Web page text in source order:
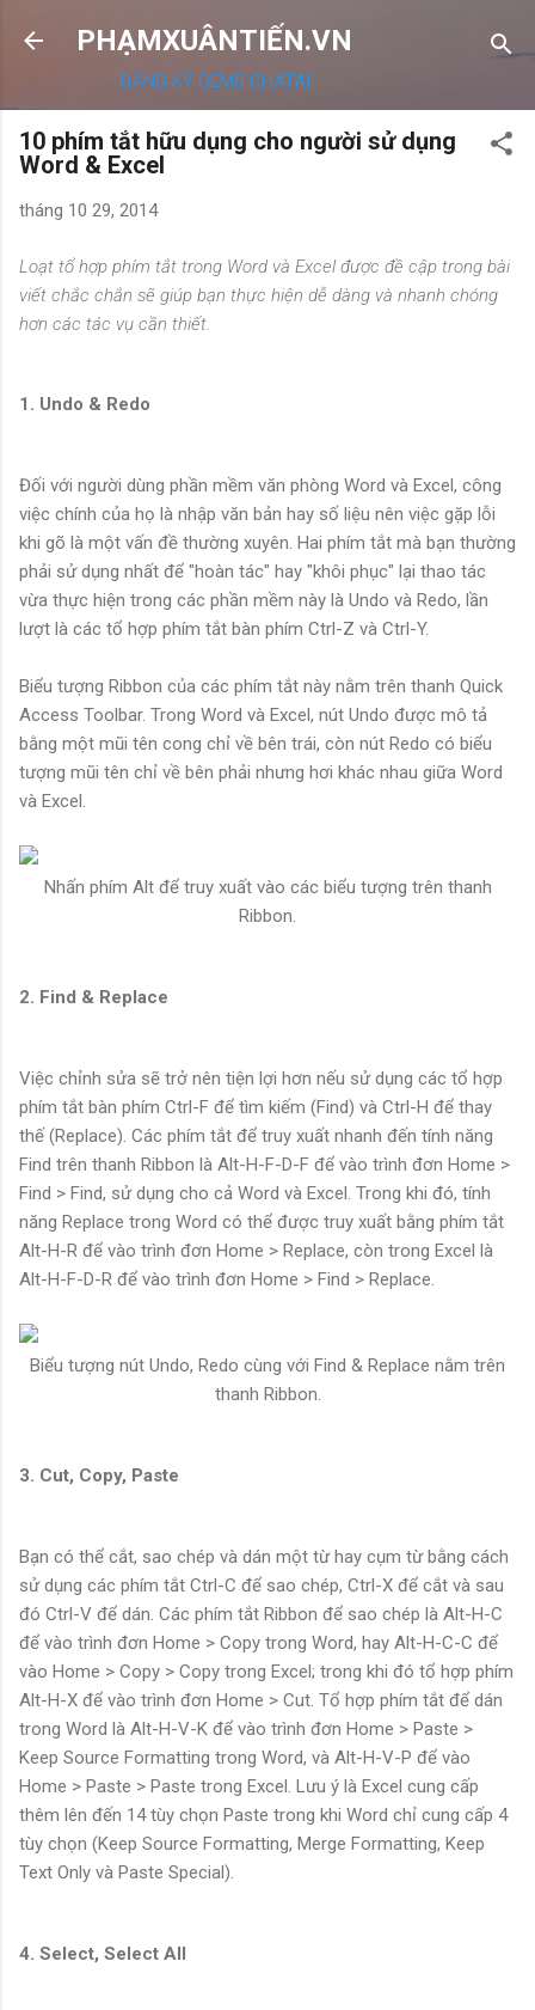
Chuyển đến nội dung chính
PHẠMXUÂNTIẾN.VN
ĐĂNG KÝ OEMS CHATAI
10 phím tắt hữu dụng cho người sử dụng
Word & Excel
tháng 10 29, 2014
Loạt tổ hợp phím tắt trong Word và Excel được đề cập trong bài
viết chắc chắn sẽ giúp bạn thực hiện dễ dàng và nhanh chóng
hơn các tác vụ cần thiết.
1. Undo & Redo
Đối với người dùng phần mềm văn phòng Word và Excel, công
việc chính của họ là nhập văn bản hay số liệu nên việc gặp lỗi
khi gõ là một vấn đề thường xuyên. Hai phím tắt mà bạn thường
phải sử dụng nhất để "hoàn tác" hay "khôi phục" lại thao tác
vừa thực hiện trong các phần mềm này là Undo và Redo, lần
lượt là các tổ hợp phím tắt bàn phím Ctrl-Z và Ctrl-Y.
Biểu tượng Ribbon của các phím tắt này nằm trên thanh Quick
Access Toolbar. Trong Word và Excel, nút Undo được mô tả
bằng một mũi tên cong chỉ về bên trái, còn nút Redo có biểu
tượng mũi tên chỉ về bên phải nhưng hơi khác nhau giữa Word
và Excel.
Nhấn phím Alt để truy xuất vào các biểu tượng trên thanh
Ribbon.
2. Find & Replace
Việc chỉnh sửa sẽ trở nên tiện lợi hơn nếu sử dụng các tổ hợp
phím tắt bàn phím Ctrl-F để tìm kiếm (Find) và Ctrl-H để thay
thế (Replace). Các phím tắt để truy xuất nhanh đến tính năng
Find trên thanh Ribbon là Alt-H-F-D-F để vào trình đơn Home >
Find > Find, sử dụng cho cả Word và Excel. Trong khi đó, tính
năng Replace trong Word có thể được truy xuất bằng phím tắt
Alt-H-R để vào trình đơn Home > Replace, còn trong Excel là
Alt-H-F-D-R để vào trình đơn Home > Find > Replace.
Biểu tượng nút Undo, Redo cùng với Find & Replace nằm trên
thanh Ribbon.
3. Cut, Copy, Paste
Bạn có thể cắt, sao chép và dán một từ hay cụm từ bằng cách
sử dụng các phím tắt Ctrl-C để sao chép, Ctrl-X để cắt và sau
đó Ctrl-V để dán. Các phím tắt Ribbon để sao chép là Alt-H-C
để vào trình đơn Home > Copy trong Word, hay Alt-H-C-C để
vào Home > Copy > Copy trong Excel; trong khi đó tổ hợp phím
Alt-H-X để vào trình đơn Home > Cut. Tổ hợp phím tắt để dán
trong Word là Alt-H-V-K để vào trình đơn Home > Paste >
Keep Source Formatting trong Word, và Alt-H-V-P để vào
Home > Paste > Paste trong Excel. Lưu ý là Excel cung cấp
thêm lên đến 14 tùy chọn Paste trong khi Word chỉ cung cấp 4
tùy chọn (Keep Source Formatting, Merge Formatting, Keep
Text Only và Paste Special).
4. Select, Select All